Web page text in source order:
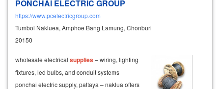
PONCHAI ELECTRIC GROUP
https://www.pcelectricgroup.com
Tumbol Nakluea, Amphoe Bang Lamung, Chonburi
20150
wholesale electrical supplies– wiring, lighting
fixtures, led bulbs, and conduit systems
ponchai electric supply, pattaya – naklua offers